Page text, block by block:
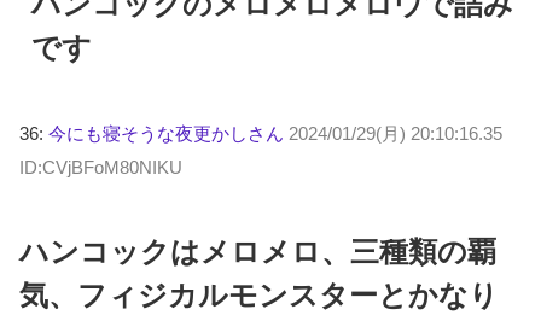
です
36: 今にも寝そうな夜更かしさん 2024/01/29(月) 20:10:16.35
ID:CVjBFoM80NIKU
ハンコックはメロメロ、三種類の覇
気、フィジカルモンスターとかなり